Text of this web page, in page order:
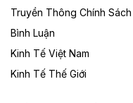
Công ty TNHH Năng
Theo
Đức Long Gia Lai
Truyền Thông Chính Sách
Bình Luận
Kinh Tế Việt Nam
Kinh Tế Thế Giới